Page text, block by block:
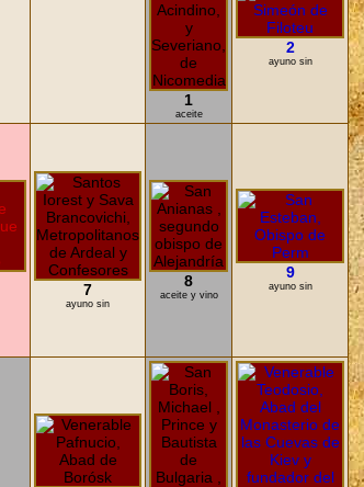
1
aceite
2
ayuno sin
7
ayuno sin
8
aceite y vino
9
ayuno sin